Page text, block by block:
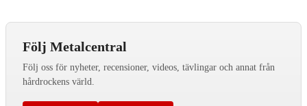
Följ Metalcentral
Följ oss för nyheter, recensioner, videos, tävlingar och annat från
hårdrockens värld.